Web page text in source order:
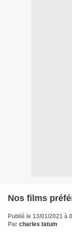
Nos films
Publié le 13/01/2021 à
Par charles tatum